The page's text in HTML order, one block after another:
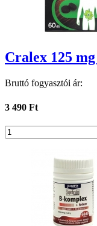
Cralex 125
Bruttó fogyasztói ár:
3 490 Ft